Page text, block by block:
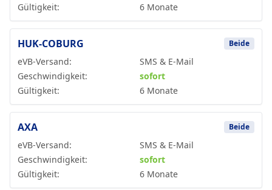
Gültigkeit:
6 Monate
HUK-COBURG Beide
eVB-Versand:
SMS & E-Mail
Geschwindigkeit:
sofort
Gültigkeit:
6 Monate
AXA Beide
eVB-Versand:
SMS & E-Mail
Geschwindigkeit:
sofort
Gültigkeit:
6 Monate